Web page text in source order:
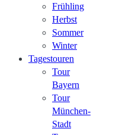
Frühling
Herbst
Sommer
Winter
Tagestouren
Tour
Bayern
Tour
München-
Stadt